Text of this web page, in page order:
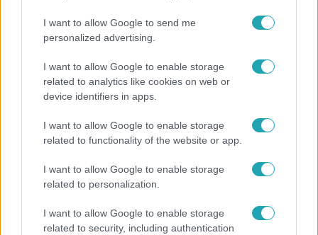
I want to allow Google to send me
personalized advertising.
I want to allow Google to enable storage
related to analytics like cookies on web or
device identifiers in apps.
I want to allow Google to enable storage
related to functionality of the website or app.
I want to allow Google to enable storage
related to personalization.
I want to allow Google to enable storage
related to security, including authentication
tankerületek és a Klebelsberg Központ, de